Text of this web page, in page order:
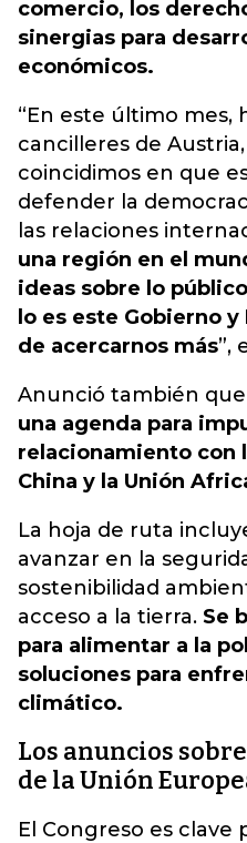
comercio, los
sinergias para
económicos.
“En este último mes,
cancilleres de
coincidimos en que
defender la
las relaciones
una región en el
ideas sobre lo
lo es este Gobierno
de acercarnos más”,
Anunció también
una agenda para
relacionamiento con
China y la Unión
La hoja de ruta
avanzar en la
sostenibilidad
acceso a la tierra. Se
para alimentar a la
soluciones para
climático.
Los anuncios
de la Unión
El Congreso es clave